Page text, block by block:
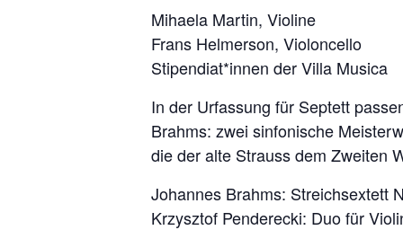
Mihaela Martin, Violine
Frans Helmerson, Violoncello
Stipendiat*innen der Villa Musica
In der Urfassung für Septett
Brahms: zwei sinfonische
die der alte Strauss dem Zweiten
Johannes Brahms: Streichsextett
Krzysztof Penderecki: Duo für